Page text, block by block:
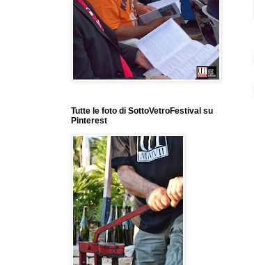
Tutte le foto di SottoVetroFestival su
Pinterest